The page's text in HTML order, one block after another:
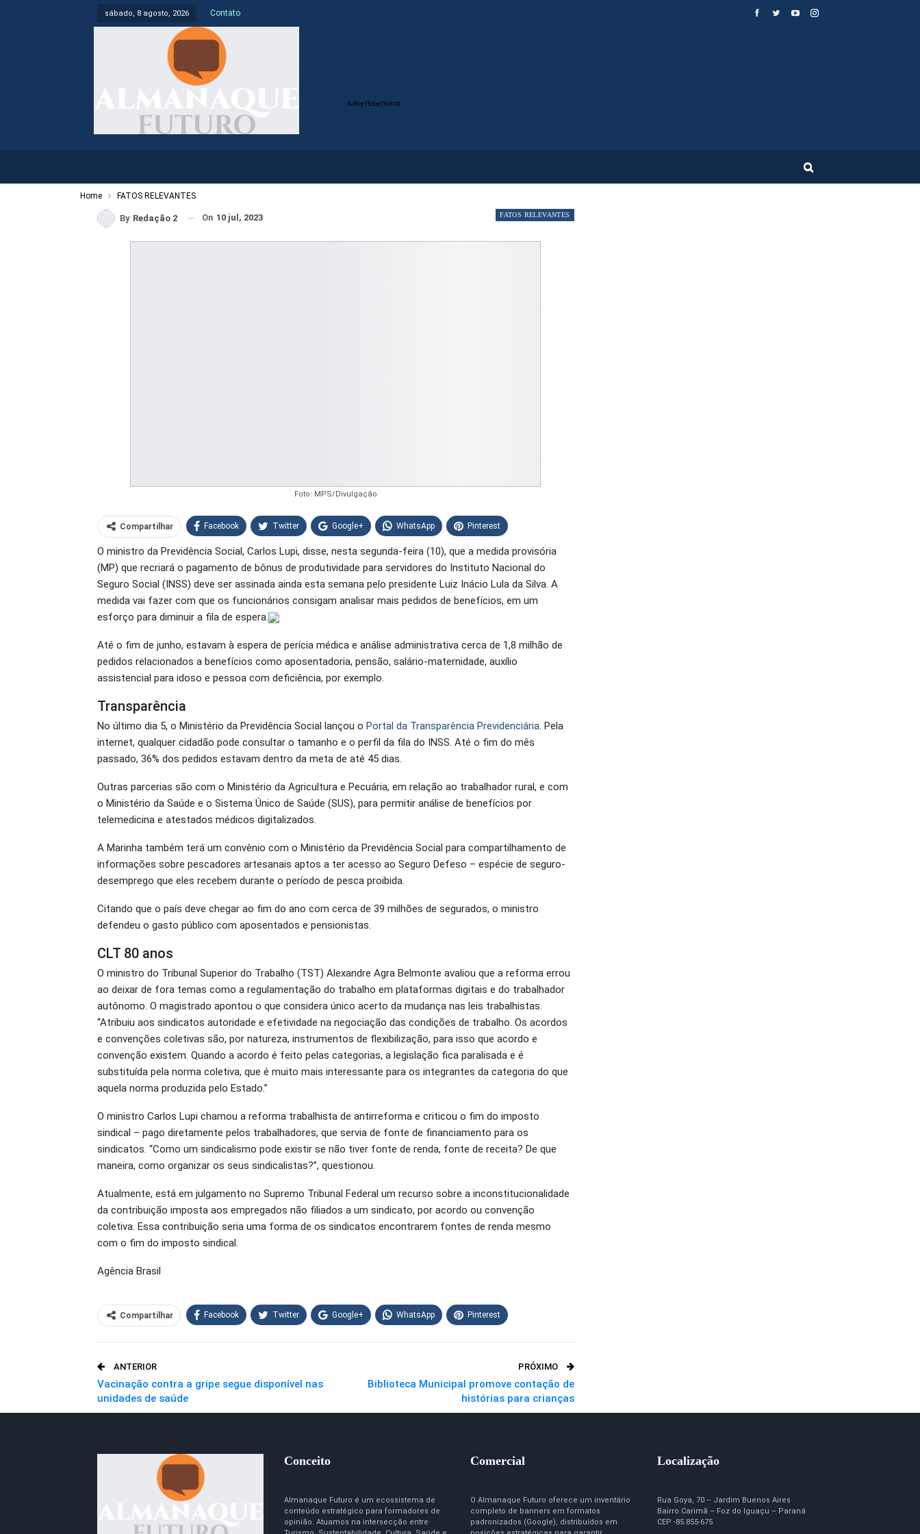
sábado, 8 agosto, 2026 Contato
- Advertisement -
Home FATOS RELEVANTES
FATOS RELEVANTES
By Redação 2 On 10 jul, 2023
Foto: MPS/Divulgação
Compartilhar Facebook Twitter Google+ WhatsApp Pinterest
O email
O ministro da Previdência Social, Carlos Lupi, disse, nesta segunda-feira (10), que a medida provisória
(MP) que recriará o pagamento de bônus de produtividade para servidores do Instituto Nacional do
Seguro Social (INSS) deve ser assinada ainda esta semana pelo presidente Luiz Inácio Lula da Silva. A
medida vai fazer com que os funcionários consigam analisar mais pedidos de benefícios, em um
esforço para diminuir a fila de espera.
Até o fim de junho, estavam à espera de perícia médica e análise administrativa cerca de 1,8 milhão de
pedidos relacionados a benefícios como aposentadoria, pensão, salário-maternidade, auxílio
assistencial para idoso e pessoa com deficiência, por exemplo.
Transparência
No último dia 5, o Ministério da Previdência Social lançou o Portal da Transparência Previdenciária . Pela
internet, qualquer cidadão pode consultar o tamanho e o perfil da fila do INSS. Até o fim do mês
passado, 36% dos pedidos estavam dentro da meta de até 45 dias.
Outras parcerias são com o Ministério da Agricultura e Pecuária, em relação ao trabalhador rural, e com
o Ministério da Saúde e o Sistema Único de Saúde (SUS), para permitir análise de benefícios por
telemedicina e atestados médicos digitalizados.
A Marinha também terá um convênio com o Ministério da Previdência Social para compartilhamento de
informações sobre pescadores artesanais aptos a ter acesso ao Seguro Defeso – espécie de seguro-
desemprego que eles recebem durante o período de pesca proibida.
Citando que o país deve chegar ao fim do ano com cerca de 39 milhões de segurados, o ministro
defendeu o gasto público com aposentados e pensionistas.
CLT 80 anos
O ministro do Tribunal Superior do Trabalho (TST) Alexandre Agra Belmonte avaliou que a reforma errou
ao deixar de fora temas como a regulamentação do trabalho em plataformas digitais e do trabalhador
autônomo. O magistrado apontou o que considera único acerto da mudança nas leis trabalhistas.
“Atribuiu aos sindicatos autoridade e efetividade na negociação das condições de trabalho. Os acordos
e convenções coletivas são, por natureza, instrumentos de flexibilização, para isso que acordo e
convenção existem. Quando a acordo é feito pelas categorias, a legislação fica paralisada e é
substituída pela norma coletiva, que é muito mais interessante para os integrantes da categoria do que
aquela norma produzida pelo Estado.”
O ministro Carlos Lupi chamou a reforma trabalhista de antirreforma e criticou o fim do imposto
sindical – pago diretamente pelos trabalhadores, que servia de fonte de financiamento para os
sindicatos. “Como um sindicalismo pode existir se não tiver fonte de renda, fonte de receita? De que
maneira, como organizar os seus sindicalistas?”, questionou.
Atualmente, está em julgamento no Supremo Tribunal Federal um recurso sobre a inconstitucionalidade
da contribuição imposta aos empregados não filiados a um sindicato, por acordo ou convenção
coletiva. Essa contribuição seria uma forma de os sindicatos encontrarem fontes de renda mesmo
com o fim do imposto sindical.
Agência Brasil
Compartilhar Facebook Twitter Google+ WhatsApp Pinterest
ANTERIOR
Vacinação contra a gripe segue disponível nas
unidades de saúde
PRÓXIMO
Biblioteca Municipal promove contação de
histórias para crianças
Conceito
Almanaque Futuro é um ecossistema de
conteúdo estratégico para formadores de
opinião. Atuamos na intersecção entre
Comercial
O Almanaque Futuro oferece um inventário
completo de banners em formatos
padronizados (Google), distribuídos em
Localização
Rua Goya, 70 – Jardim Buenos Aires
Bairro Carimã – Foz do Iguaçu – Paraná
CEP -85.855-675